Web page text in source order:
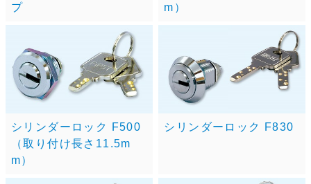
プ
m）
シリンダーロック F500
（取り付け長さ11.5m
m）
シリンダーロック F830